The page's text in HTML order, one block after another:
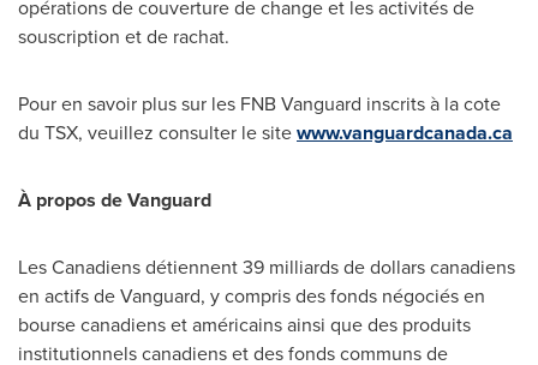
opérations de couverture de change et les activités de
souscription et de rachat.
Pour en savoir plus sur les FNB Vanguard inscrits à la cote
du TSX, veuillez consulter le sitewww.vanguardcanada.ca
À propos deVanguard
Les Canadiens détiennent 39 milliards de dollars canadiens
en actifs deVanguard, y compris des fonds négociés en
bourse canadiens et américains ainsi que des produits
institutionnels canadiens et des fonds communs de